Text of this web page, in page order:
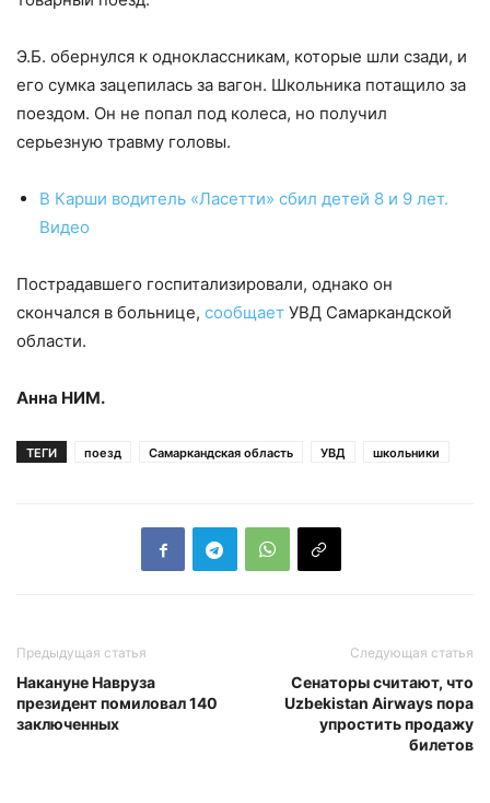
Э.Б. обернулся к одноклассникам, которые шли сзади, и
его сумка зацепилась за вагон. Школьника потащило за
поездом. Он не попал под колеса, но получил
серьезную травму головы.
В Карши водитель «Ласетти» сбил детей 8 и 9 лет.
Видео
Пострадавшего госпитализировали, однако он
скончался в больнице, сообщает УВД Самаркандской
области.
Анна НИМ.
ТЕГИ поезд Самаркандская область УВД школьники
Предыдущая статья
Накануне Навруза
президент помиловал 140
заключенных
Следующая статья
Сенаторы считают, что
Uzbekistan Airways пора
упростить продажу
билетов